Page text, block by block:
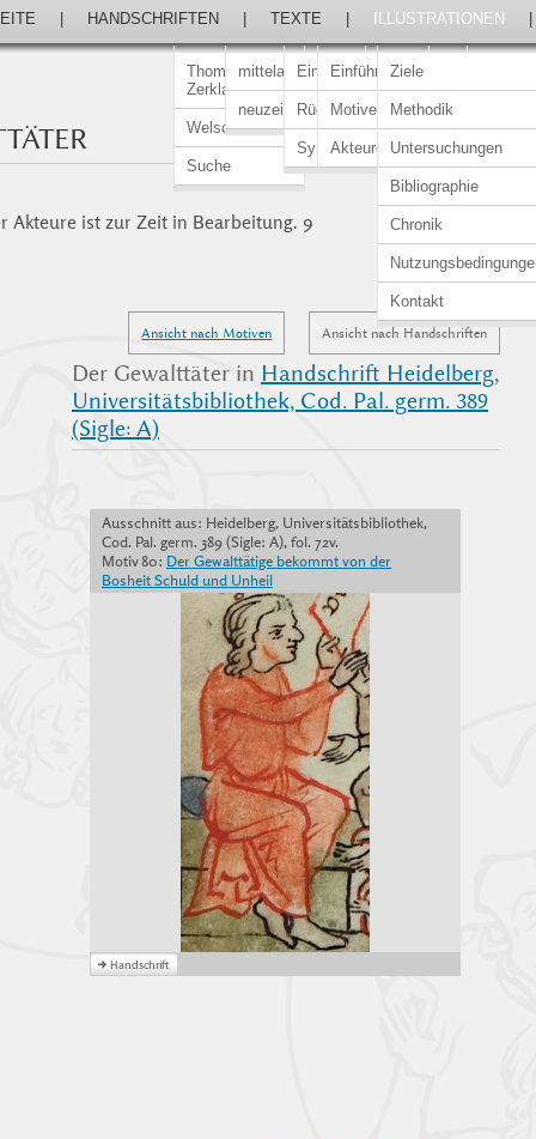
Thomasin von
Zerklaere
Welscher Gast
Suche
HANDSCHRIFTEN
mittelalterlich
neuzeitlich
TEXTE
Einführung
Rückert-Ausgabe
Synopsen
ILLUSTRATIONEN
Einführung
Motive
Akteure
Ziele
Methodik
Untersuchungen
Bibliographie
Chronik
Kontakt
Akteure ist zur Zeit in Bearbeitung. 9
Ansicht nach Handschriften
Ansicht nach Motiven
Der Gewalttäter in Handschrift Heidelberg,
Universitätsbibliothek, Cod. Pal. germ. 389
(Sigle: A)
Ausschnitt aus: Heidelberg, Universitätsbibliothek,
Cod. Pal. germ. 389 (Sigle: A), fol. 72v.
Motiv 80: Der Gewalttätige bekommt von der
Bosheit Schuld und Unheil